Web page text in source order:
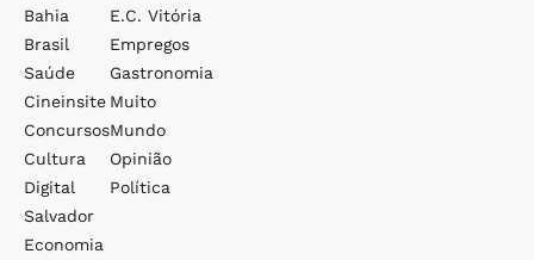
Bahia
Brasil
Saúde
Cineinsite
Concursos
Cultura
Digital
Salvador
Economia
E.c. Vitória
Empregos
Gastronomia
Muito
Mundo
Opinião
Política